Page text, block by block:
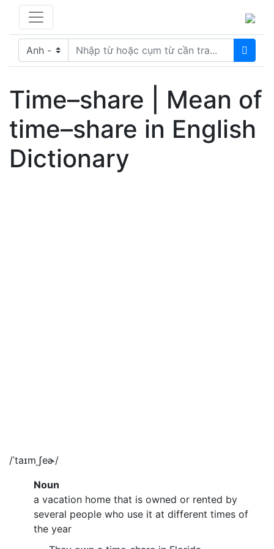
Time–share | Mean of
time–share in English
Dictionary
/ˈtaɪmˌʃeɚ/
Noun
a vacation home that is owned or rented by
several people who use it at different times of
the year